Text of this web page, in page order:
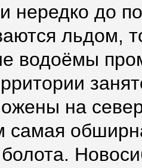
нередко до
льдом,
водоёмы
на